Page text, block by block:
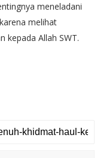
meneladani
melihat
kepada Allah SWT.